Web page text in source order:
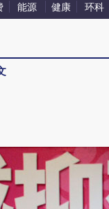
能源 健康 环科